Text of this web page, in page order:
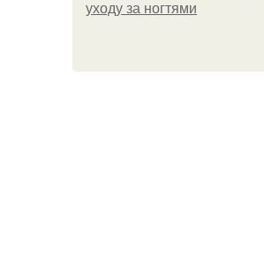
уходу за ногтями